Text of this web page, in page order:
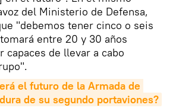
del Ministerio de Defensa,
"debemos tener cinco o seis
entre 20 y 30 años
capaces de llevar a cabo
el futuro de la Armada de
de su segundo portaviones?